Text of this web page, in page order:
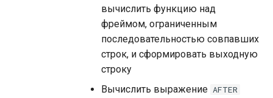
вычислить функцию над
фреймом, ограниченным
последовательностью совпавших
строк, и сформировать выходную
строку
Вычислить выражение AFTER